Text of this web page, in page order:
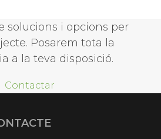
solucions i opcions per
Posarem tota la
a la teva disposició.
Contactar